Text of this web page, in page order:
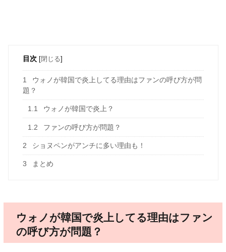
目次 [閉じる]
1
ウォノが韓国で炎上してる理由はファンの呼び方が問
題？
1.1 ウォノが韓国で炎上？
1.2 ファンの呼び方が問題？
2 ショヌペンがアンチに多い理由も！
3 まとめ
ウォノが韓国で炎上してる理由はファン
の呼び方が問題？